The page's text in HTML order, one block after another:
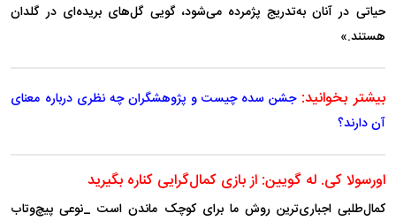
حیاتی در آنان به‌تدریج پژمرده می‌شود، گویی گل‌های بریده‌ای در گلدان
هستند.»
بیشتر بخوانید:جشن سده چیست و پژوهشگران چه نظری درباره معنای
آن دارند؟
اورسولا کی. له گویین: از بازی کمال‌گرایی کناره بگیرید
کمال‌طلبی اجباری‌ترین روش ما برای کوچک ماندن است _نوعی پیچ‌وتاب